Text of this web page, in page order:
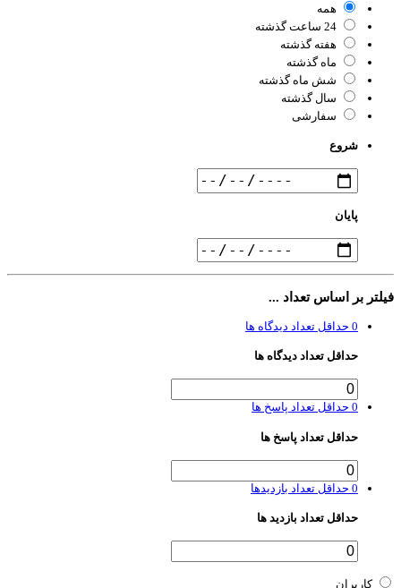
همه
24 ساعت گذشته
هفته گذشته
ماه گذشته
شش ماه گذشته
سال گذشته
سفارشی
شروع
پایان
بر اساس تعداد ...
0 حداقل تعداد دیدگاه ها
حداقل تعداد دیدگاه ها
0 حداقل تعداد پاسخ ها
حداقل تعداد پاسخ ها
0 حداقل تعداد بازدیدها
حداقل تعداد بازدید ها
کاربران